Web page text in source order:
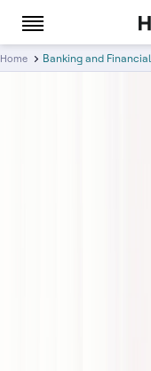
Home Banking and Financial